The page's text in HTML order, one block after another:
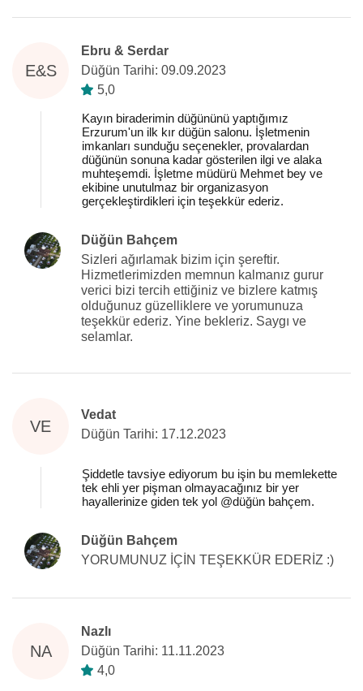
E&S
Ebru & Serdar
Düğün Tarihi: 09.09.2023
5,0
Kayın biraderimin düğününü yaptığımız
Erzurum'un ilk kır düğün salonu. İşletmenin
imkanları sunduğu seçenekler, provalardan
düğünün sonuna kadar gösterilen ilgi ve alaka
muhteşemdi. İşletme müdürü Mehmet bey ve
ekibine unutulmaz bir organizasyon
gerçekleştirdikleri için teşekkür ederiz.
Düğün Bahçem
Sizleri ağırlamak bizim için şereftir.
Hizmetlerimizden memnun kalmanız gurur
verici bizi tercih ettiğiniz ve bizlere katmış
olduğunuz güzelliklere ve yorumunuza
teşekkür ederiz. Yine bekleriz. Saygı ve
selamlar.
VE
Vedat
Düğün Tarihi: 17.12.2023
Şiddetle tavsiye ediyorum bu işin bu memlekette
tek ehli yer pişman olmayacağınız bir yer
hayallerinize giden tek yol @düğün bahçem.
Düğün Bahçem
YORUMUNUZ İÇİN TEŞEKKÜR EDERİZ :)
NA
Nazlı
Düğün Tarihi: 11.11.2023
4,0